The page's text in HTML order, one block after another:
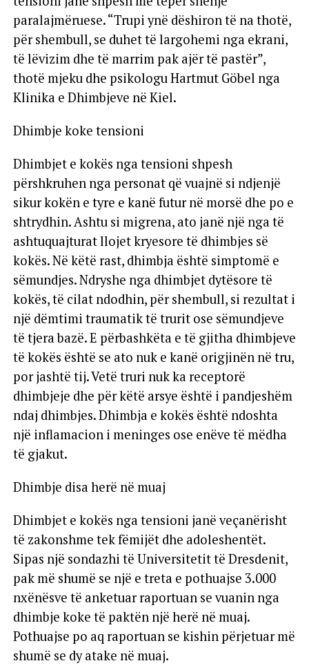
paralajmëruese. “Trupi ynë dëshiron të na thotë,
për shembull, se duhet të largohemi nga ekrani,
të lëvizim dhe të marrim pak ajër të pastër”,
thotë mjeku dhe psikologu Hartmut Göbel nga
Klinika e Dhimbjeve në Kiel.
Dhimbje koke tensioni
Dhimbjet e kokës nga tensioni shpesh
përshkruhen nga personat që vuajnë si ndjenjë
sikur kokën e tyre e kanë futur në morsë dhe po e
shtrydhin. Ashtu si migrena, ato janë një nga të
ashtuquajturat llojet kryesore të dhimbjes së
kokës. Në këtë rast, dhimbja është simptomë e
sëmundjes. Ndryshe nga dhimbjet dytësore të
kokës, të cilat ndodhin, për shembull, si rezultat i
një dëmtimi traumatik të trurit ose sëmundjeve
të tjera bazë. E përbashkëta e të gjitha dhimbjeve
të kokës është se ato nuk e kanë origjinën në tru,
por jashtë tij. Vetë truri nuk ka receptorë
dhimbjeje dhe për këtë arsye është i pandjeshëm
ndaj dhimbjes. Dhimbja e kokës është ndoshta
një inflamacion i meninges ose enëve të mëdha
të gjakut.
Dhimbje disa herë në muaj
Dhimbjet e kokës nga tensioni janë veçanërisht
të zakonshme tek fëmijët dhe adoleshentët.
Sipas një sondazhi të Universitetit të Dresdenit,
pak më shumë se një e treta e pothuajse 3.000
nxënësve të anketuar raportuan se vuanin nga
dhimbje koke të paktën një herë në muaj.
Pothuajse po aq raportuan se kishin përjetuar më
shumë se dy atake në muaj.